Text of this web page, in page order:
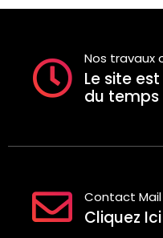
Nos travaux
Le site
du temps
Contact Mail
Cliquez Ici